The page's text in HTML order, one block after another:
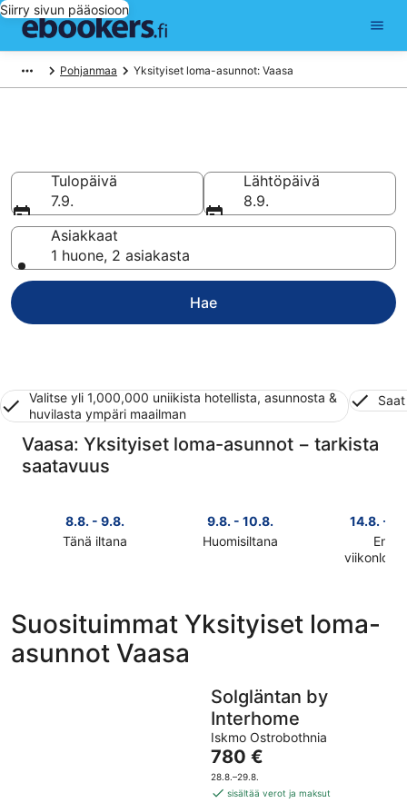
Siirry sivun pääosioon
Pohjanmaa Yksityiset loma-asunnot: Vaasa
Tulopäivä
7.9.
Lähtöpäivä
8.9.
Asiakkaat
1 huone, 2 asiakasta
Hae
Valitse yli 1,000,000 uniikista hotellista, asunnosta &
huvilasta ympäri maailman
Vaasa: Yksityiset loma-asunnot − tarkista
saatavuus
8.8. - 9.8.
Tänä iltana
hinnat
täksi
illaksi
eli
9.8. - 10.8.
Huomisiltana
hinnat
huomisillaksi
10.8.
14.8. -
Ensi
hinnat
Suosituimmat Yksityiset loma-
asunnot Vaasa
Solgläntan by
Interhome
Iskmo Ostrobothnia
Hinta
on
780 €
780 €
28.8.–29.8.
sisältää verot ja maksut